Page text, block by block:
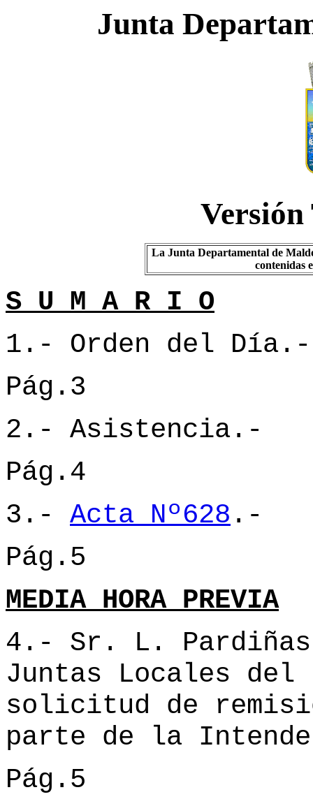
Junta
La Junta Departamental de
contenidas
S U M A R I O
1.- Orden del Día.-
Pág.3
2.- Asistencia.-
Pág.4
3.- Acta Nº628 .-
Pág.5
MEDIA HORA PREVIA
4.- Sr. L.
Juntas Locales del
solicitud de
parte de la
Pág.5